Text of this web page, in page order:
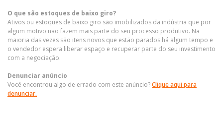
O que são estoques de baixo giro?
Ativos ou estoques de baixo giro são imobilizados da indústria que por
algum motivo não fazem mais parte do seu processo produtivo. Na
maioria das vezes são itens novos que estão parados há algum tempo e
o vendedor espera liberar espaço e recuperar parte do seu investimento
com a negociação.
Denunciar anúncio
Você encontrou algo de errado com este anúncio?Clique aqui para
denunciar.